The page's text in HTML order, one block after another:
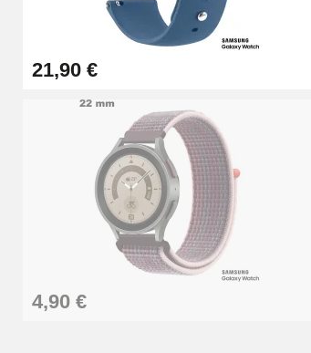
21,90 €
4,90 €